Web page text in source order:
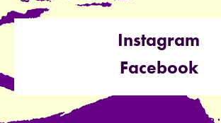
Instagram
Facebook